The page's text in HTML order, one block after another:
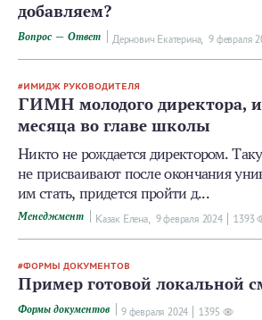
добавляем?
Вопрос — Ответ Дернович Екатерина, 9 февраля
ИМИДЖ РУКОВОДИТЕЛЯ
ГИМН молодого директора,
месяца во главе школы
Никто не рождается директором.
не присваивают после окончания
им стать, придется пройти д...
Менеджмент Казак Елена, 9 февраля 2024 1393
ФОРМЫ ДОКУМЕНТОВ
Пример готовой локальной
Формы документов 9 февраля 2024 1395